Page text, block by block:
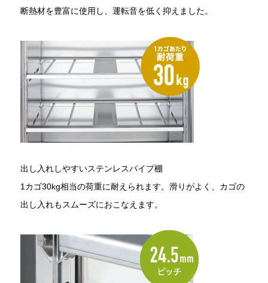
断熱材を豊富に使用し、運転音を低く抑えました。
出し入れしやすいステンレスパイプ棚
1カゴ30kg相当の荷重に耐えられます。滑りがよく、カゴの
出し入れもスムーズにおこなえます。